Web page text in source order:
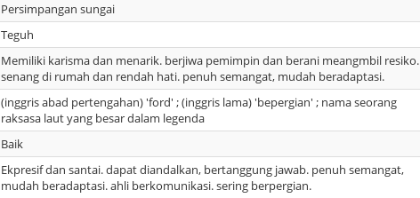
Persimpangan sungai
Teguh
Memiliki karisma dan menarik. berjiwa pemimpin dan berani meangmbil resiko.
senang di rumah dan rendah hati. penuh semangat, mudah beradaptasi.
(inggris abad pertengahan) 'ford' ; (inggris lama) 'bepergian' ; nama seorang
raksasa laut yang besar dalam legenda
Baik
Ekpresif dan santai. dapat diandalkan, bertanggung jawab. penuh semangat,
mudah beradaptasi. ahli berkomunikasi. sering berpergian.